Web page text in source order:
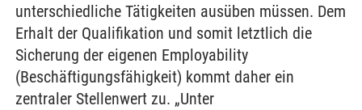
unterschiedliche Tätigkeiten ausüben müssen. Dem
Erhalt der Qualifikation und somit letztlich die
Sicherung der eigenen Employability
(Beschäftigungsfähigkeit) kommt daher ein
zentraler Stellenwert zu. „Unter